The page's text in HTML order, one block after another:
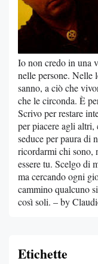
Io non credo in una
nelle persone. Nelle
sanno, a ciò che
che le circonda. È
Scrivo per restare
per piacere agli
seduce per paura di
ricordarmi chi sono,
essere tu. Scelgo di
ma cercando ogni
cammino qualcuno
così soli. – by
Etichette